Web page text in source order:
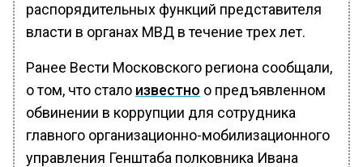
распорядительных функций представителя
власти в органах МВД в течение трех лет.
Ранее Вести Московского региона сообщали,
о том, что стало известно о предъявленном
обвинении в коррупции для сотрудника
главного организационно-мобилизационного
управления Генштаба полковника Ивана